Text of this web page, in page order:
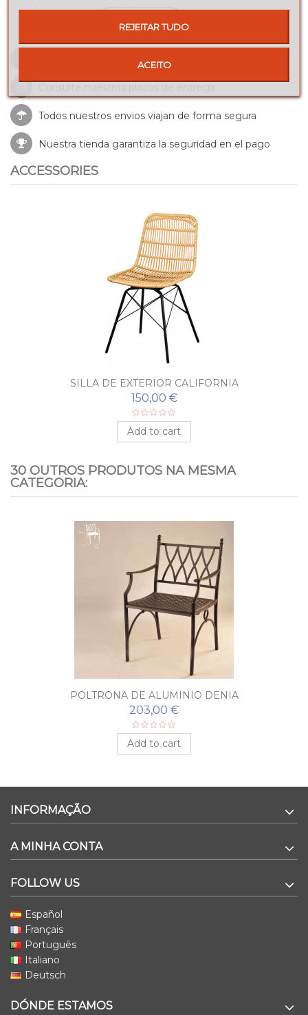
Envíos a toda la península
Todos nuestros envios viajan de forma segura
Nuestra tienda garantiza la seguridad en el pago
ACCESSORIES
SILLA DE EXTERIOR CALIFORNIA
150,00 €
Add to cart
30 OUTROS PRODUTOS NA MESMA
CATEGORIA:
POLTRONA DE ALUMINIO DENIA
203,00 €
Add to cart
INFORMAÇÃO
A MINHA CONTA
FOLLOW US
Español
Français
Português
Italiano
Deutsch
DÓNDE ESTAMOS
REJEITAR TUDO
ACEITO